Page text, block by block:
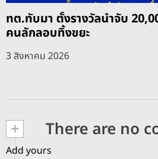
ทต.ทับมา ตั้งรางวัลนำจับ
คนลักลอบทิ้งขยะ
3 สิงหาคม 2026
+ There are no
Add yours